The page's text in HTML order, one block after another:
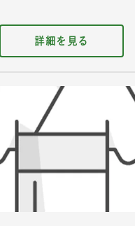
詳細を見る